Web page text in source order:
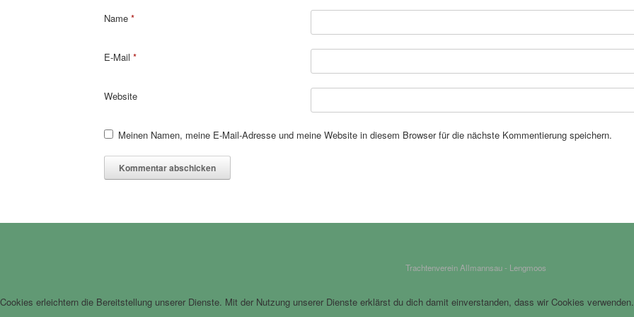
Name *
E-Mail *
Website
Meinen Namen, meine E-Mail-Adresse und meine Website in diesem Browser für die nächste Kommentierung speichern.
Trachtenverein Allmannsau - Lengmoos
Cookies erleichtern die Bereitstellung unserer Dienste. Mit der Nutzung unserer Dienste erklärst du dich damit einverstanden, dass wir Cookies verwenden.